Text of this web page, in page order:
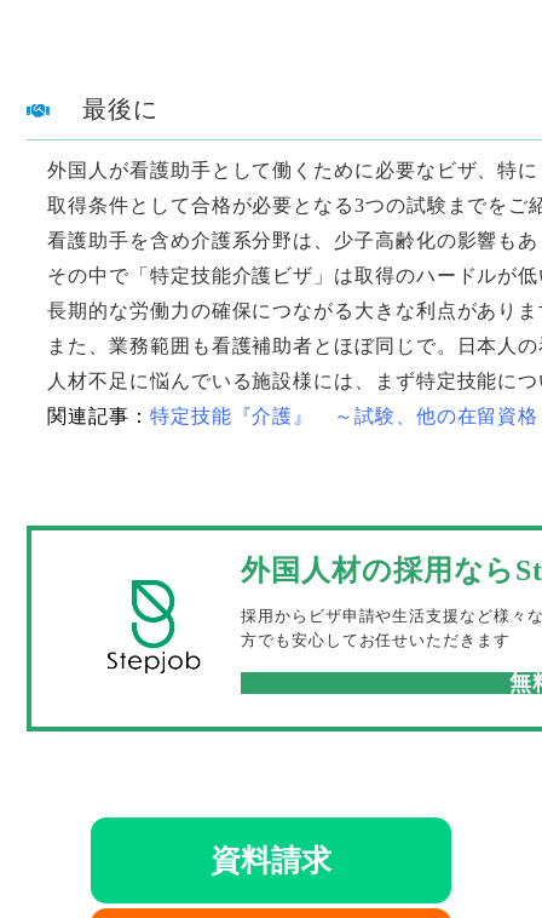
最後に
外国人が看護助手として働くために必要なビザ、特
取得条件として合格が必要となる3つの試験までをご
看護助手を含め介護系分野は、少子高齢化の影響も
その中で「特定技能介護ビザ」は取得のハードルが
長期的な労働力の確保につながる大きな利点がありま
また、業務範囲も看護補助者とほぼ同じで。日本人
人材不足に悩んでいる施設様には、まず特定技能に
関連記事： 特定技能『介護』 ～試験、他の在留資格
外国人材の採用なら
採用からビザ申請や生活支援など様々
方でも安心してお任せいただきます
無
資料請求